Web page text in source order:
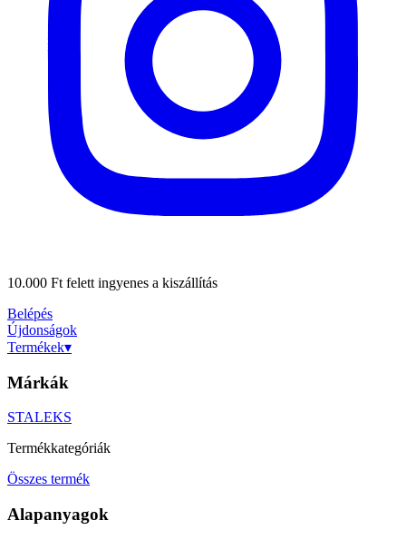
10.000 Ft felett ingyenes a kiszállítás
Belépés
Újdonságok
Termékek▾
Márkák
STALEKS
Termékkategóriák
Összes termék
Alapanyagok